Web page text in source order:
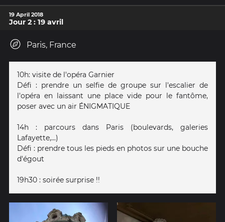
19 April 2018
Jour 2 : 19 avril
Paris, France
10h: visite de l'opéra Garnier
Défi : prendre un selfie de groupe sur l'escalier de
l'opéra en laissant une place vide pour le fantôme,
poser avec un air ÉNIGMATIQUE
14h : parcours dans Paris (boulevards, galeries
Lafayette,...)
Défi : prendre tous les pieds en photos sur une bouche
d'égout
19h30 : soirée surprise !!